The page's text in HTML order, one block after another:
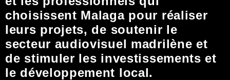
choisissent Malaga pour réaliser
leurs projets, de soutenir le
secteur audiovisuel madrilène et
de stimuler les investissements et
le développement local.